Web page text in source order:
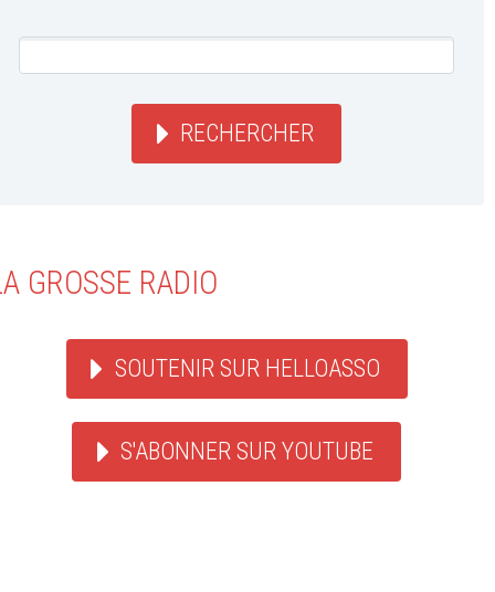
RECHERCHER
GROSSE RADIO
SOUTENIR SUR HELLOASSO
S'ABONNER SUR YOUTUBE